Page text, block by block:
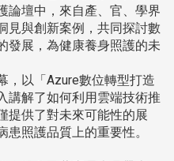
論壇中，來自產、官、學界
見與創新案例，共同探討數
發展，為健康養身照護的未
，以「Azure數位轉型打造
講解了如何利用雲端技術推
提供了對未來可能性的展
照護品質上的重要性。